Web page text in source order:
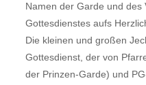
Namen der Garde und des
Gottesdienstes aufs
Die kleinen und großen
Gottesdienst, der von
der Prinzen-Garde) und